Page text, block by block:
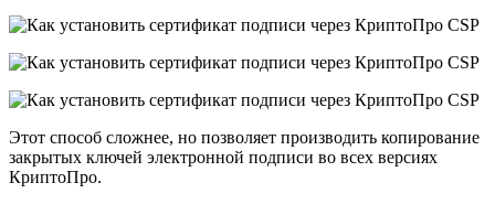
Этот способ сложнее, но позволяет производить копирование
закрытых ключей электронной подписи во всех версиях
КриптоПро.